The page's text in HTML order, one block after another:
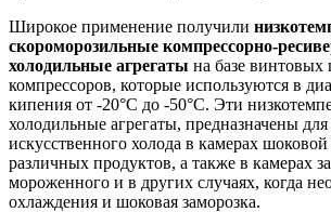
Широкое применение получили
скороморозильные компрессорно-
холодильные агрегаты на базе
компрессоров, которые используются в
кипения от -20°С до -50°С. Эти
холодильные агрегаты, предназначены для
искусственного холода в камерах шоковой
различных продуктов, а также в камерах
мороженного и в других случаях, когда
охлаждения и шоковая заморозка.